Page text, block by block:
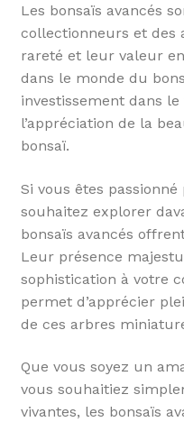
Les bonsaïs avancés
collectionneurs et des
rareté et leur valeur
dans le monde du
investissement dans
l’appréciation de la
bonsaï.
Si vous êtes
souhaitez explorer
bonsaïs avancés
Leur présence
sophistication à votre
permet d’apprécier
de ces arbres
Que vous soyez un
vous souhaitiez
vivantes, les bonsaïs